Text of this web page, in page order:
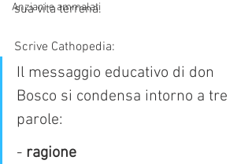
Anziani e ammalati
sua vita terrena.
Scrive Cathopedia:
Il messaggio educativo di don
Bosco si condensa intorno a tre
parole:
- ragione